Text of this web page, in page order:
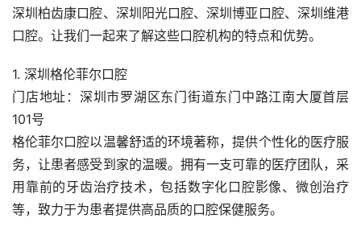
深圳柏齿康口腔、深圳阳光口腔、深圳博亚口腔、深圳维港
口腔。让我们一起来了解这些口腔机构的特点和优势。
1. 深圳格伦菲尔口腔
门店地址：深圳市罗湖区东门街道东门中路江南大厦首层
101号
格伦菲尔口腔以温馨舒适的环境著称，提供个性化的医疗服
务，让患者感受到家的温暖。拥有一支可靠的医疗团队，采
用靠前的牙齿治疗技术，包括数字化口腔影像、微创治疗
等，致力于为患者提供高品质的口腔保健服务。